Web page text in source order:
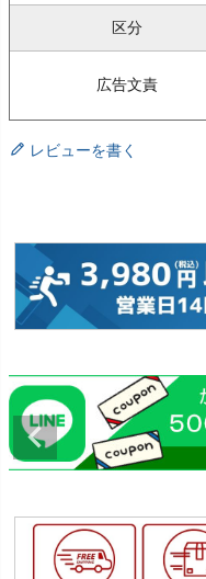
区分
広告文責
レビューを書く